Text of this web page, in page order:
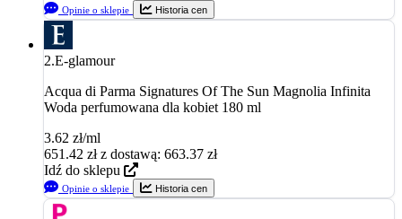
Opinie o sklepie Historia cen
2.E-glamour
Acqua di Parma Signatures Of The Sun Magnolia Infinita
Woda perfumowana dla kobiet 180 ml
3.62 zł/ml
651.42 zł z dostawą: 663.37 zł
Idź do sklepu
Opinie o sklepie Historia cen